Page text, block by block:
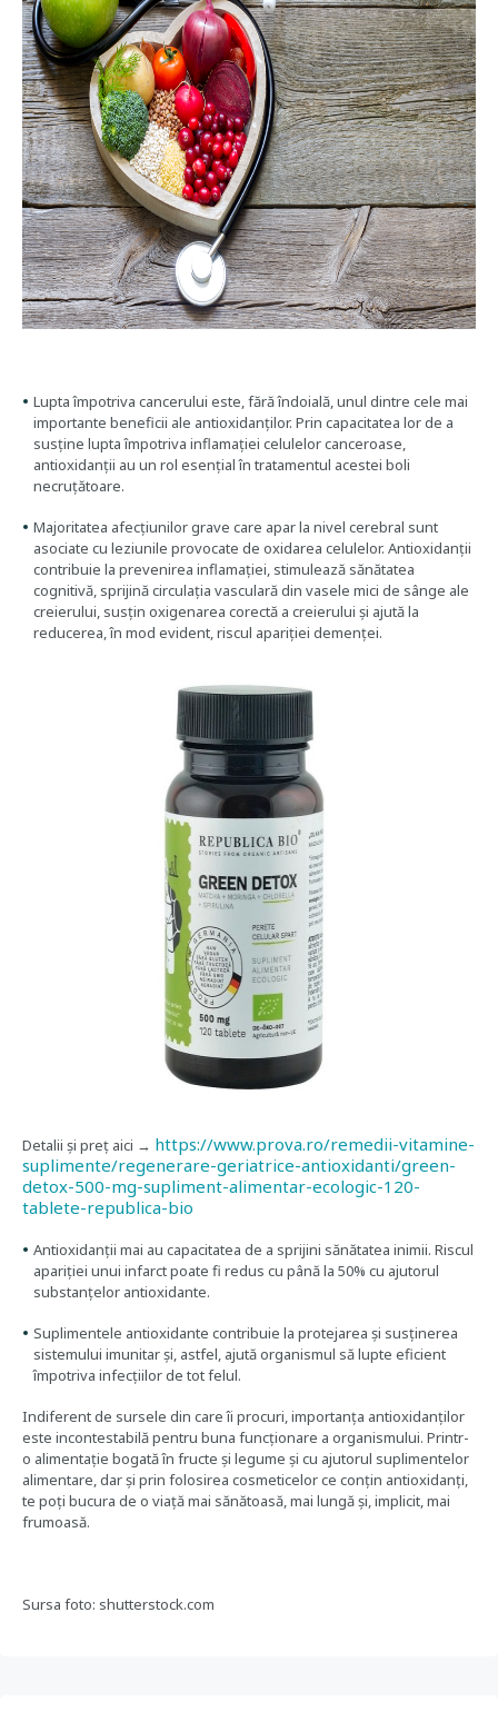
Lupta împotriva cancerului este, fără îndoială, unul dintre cele mai
importante beneficii ale antioxidanților. Prin capacitatea lor de a
susține lupta împotriva inflamației celulelor canceroase,
antioxidanții au un rol esențial în tratamentul acestei boli
necruțătoare.
Majoritatea afecțiunilor grave care apar la nivel cerebral sunt
asociate cu leziunile provocate de oxidarea celulelor. Antioxidanții
contribuie la prevenirea inflamației, stimulează sănătatea
cognitivă, sprijină circulația vasculară din vasele mici de sânge ale
creierului, susțin oxigenarea corectă a creierului și ajută la
reducerea, în mod evident, riscul apariției demenței.
Detalii și preț aici → https://www.prova.ro/remedii-vitamine-
suplimente/regenerare-geriatrice-antioxidanti/green-
detox-500-mg-supliment-alimentar-ecologic-120-
tablete-republica-bio
Antioxidanții mai au capacitatea de a sprijini sănătatea inimii. Riscul
apariției unui infarct poate fi redus cu până la 50% cu ajutorul
substanțelor antioxidante.
Suplimentele antioxidante contribuie la protejarea și susținerea
sistemului imunitar și, astfel, ajută organismul să lupte eficient
împotriva infecțiilor de tot felul.
Indiferent de sursele din care îi procuri, importanța antioxidanților
este incontestabilă pentru buna funcționare a organismului. Printr-
o alimentație bogată în fructe și legume și cu ajutorul suplimentelor
alimentare, dar și prin folosirea cosmeticelor ce conțin antioxidanți,
te poți bucura de o viață mai sănătoasă, mai lungă și, implicit, mai
frumoasă.
Sursa foto: shutterstock.com